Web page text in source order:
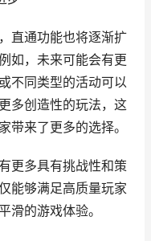
直通功能也将逐渐扩
如，未来可能会有更
不同类型的活动可以
多创造性的玩法，这
带来了更多的选择。
更多具有挑战性和策
能够满足高质量玩家
滑的游戏体验。